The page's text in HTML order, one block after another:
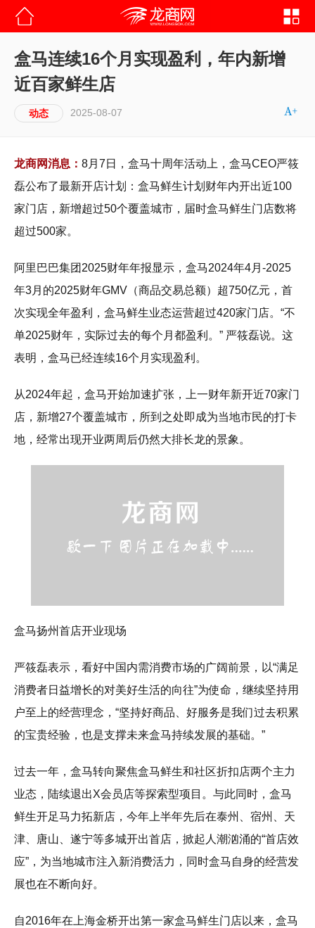
盒马连续16个月实现盈利，年内新增
近百家鲜生店
动态 2025-08-07
龙商网消息： 8月7日，盒马十周年活动上，盒马CEO严筱
磊公布了最新开店计划：盒马鲜生计划财年内开出近100
家门店，新增超过50个覆盖城市，届时盒马鲜生门店数将
超过500家。
阿里巴巴集团2025财年年报显示，盒马2024年4月-2025
年3月的2025财年GMV（商品交易总额）超750亿元，首
次实现全年盈利，盒马鲜生业态运营超过420家门店。“不
单2025财年，实际过去的每个月都盈利。” 严筱磊说。这
表明，盒马已经连续16个月实现盈利。
从2024年起，盒马开始加速扩张，上一财年新开近70家门
店，新增27个覆盖城市，所到之处即成为当地市民的打卡
地，经常出现开业两周后仍然大排长龙的景象。
盒马扬州首店开业现场
严筱磊表示，看好中国内需消费市场的广阔前景，以“满足
消费者日益增长的对美好生活的向往”为使命，继续坚持用
户至上的经营理念，“坚持好商品、好服务是我们过去积累
的宝贵经验，也是支撑未来盒马持续发展的基础。”
过去一年，盒马转向聚焦盒马鲜生和社区折扣店两个主力
业态，陆续退出X会员店等探索型项目。与此同时，盒马
鲜生开足马力拓新店，今年上半年先后在泰州、宿州、天
津、唐山、遂宁等多城开出首店，掀起人潮汹涌的“首店效
应”，为当地城市注入新消费活力，同时盒马自身的经营发
展也在不断向好。
自2016年在上海金桥开出第一家盒马鲜生门店以来，盒马